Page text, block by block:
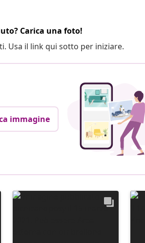
Carica una foto!
Usa il link qui sotto per iniziare.
immagine